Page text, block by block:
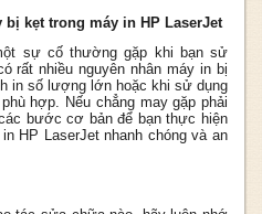
kẹt trong máy in HP LaserJet
sự cố thường gặp khi bạn sử
rất nhiều nguyên nhân máy in bị
in số lượng lớn hoặc khi sử dụng
hợp. Nếu chẳng may gặp phải
bước cơ bản để bạn thực hiện
HP LaserJet nhanh chóng và an